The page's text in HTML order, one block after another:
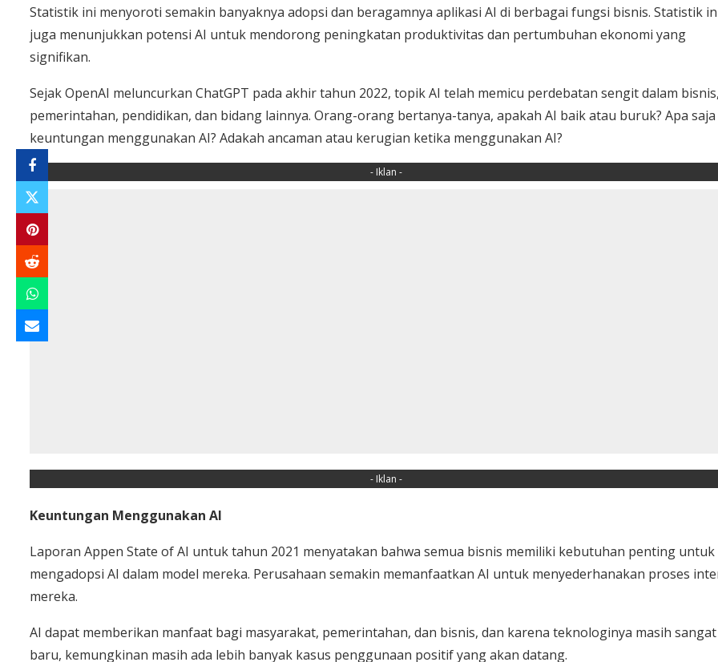
Statistik ini menyoroti semakin banyaknya adopsi dan beragamnya aplikasi AI di berbagai fungsi bisnis. Statistik
juga menunjukkan potensi AI untuk mendorong peningkatan produktivitas dan pertumbuhan ekonomi yang
signifikan.
Sejak OpenAI meluncurkan ChatGPT pada akhir tahun 2022, topik AI telah memicu perdebatan sengit dalam
pemerintahan, pendidikan, dan bidang lainnya. Orang-orang bertanya-tanya, apakah AI baik atau buruk? Apa saja
keuntungan menggunakan AI? Adakah ancaman atau kerugian ketika menggunakan AI?
- Iklan -
- Iklan -
Keuntungan Menggunakan AI
Laporan Appen State of AI untuk tahun 2021 menyatakan bahwa semua bisnis memiliki kebutuhan penting untuk
mengadopsi AI dalam model mereka. Perusahaan semakin memanfaatkan AI untuk menyederhanakan proses
mereka.
AI dapat memberikan manfaat bagi masyarakat, pemerintahan, dan bisnis, dan karena teknologinya masih sangat
baru, kemungkinan masih ada lebih banyak kasus penggunaan positif yang akan datang.